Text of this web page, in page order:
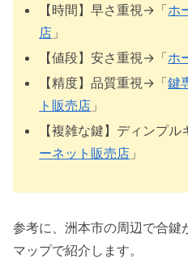
【時間】早さ重視→「ホ
店 」
【値段】安さ重視→「ホ
【精度】品質重視→「鍵
ト販売店 」
【複雑な鍵】ディンプ
ーネット販売店 」
参考に、洲本市の周辺で合
マップで紹介します。